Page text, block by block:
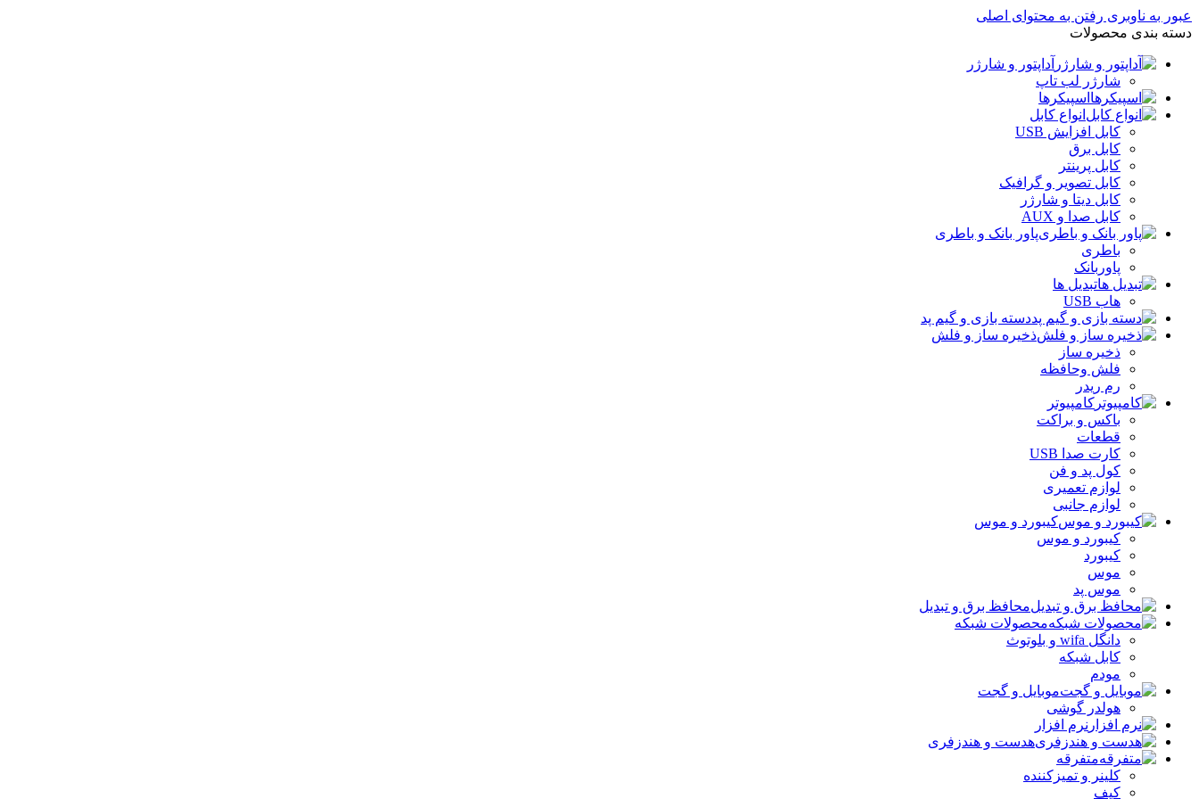
عبور به ناوبری رفتن به محتوای اصلی
دسته بندی محصولات
آداپتور و شارژر
شارژر لب تاپ
اسپیکرها
انواع کابل
کابل افزایش USB
کابل برق
کابل پرینتر
کابل تصویر و گرافیک
کابل دیتا و شارژر
کابل صدا و AUX
پاور بانک و باطری
باطری
پاوربانک
تبدیل ها
هاب USB
دسته بازی و گیم پد
ذخیره ساز و فلش
ذخیره ساز
فلش وحافظه
رم ریدر
کامپیوتر
باکس و براکت
قطعات
کارت صدا USB
کول پد و فن
لوازم تعمیری
لوازم جانبی
کیبورد و موس
کیبورد و موس
کیبورد
موس
موس پد
محافظ برق و تبدیل
محصولات شبکه
دانگل wifa و بلوتوث
کابل شبکه
مودم
موبایل و گجت
هولدر گوشی
نرم افزار
هدست و هندزفری
متفرقه
کلینر و تمیزکننده
کیف